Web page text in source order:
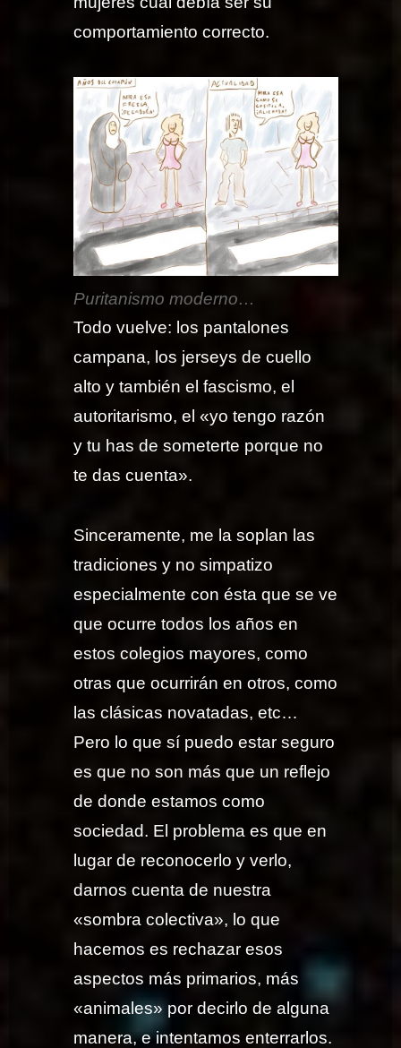
comportamiento correcto.
Puritanismo moderno…
Todo vuelve: los pantalones
campana, los jerseys de cuello
alto y también el fascismo, el
autoritarismo, el «yo tengo razón
y tu has de someterte porque no
te das cuenta».
Sinceramente, me la soplan las
tradiciones y no simpatizo
especialmente con ésta que se ve
que ocurre todos los años en
estos colegios mayores, como
otras que ocurrirán en otros, como
las clásicas novatadas, etc…
Pero lo que sí puedo estar seguro
es que no son más que un reflejo
de donde estamos como
sociedad. El problema es que en
lugar de reconocerlo y verlo,
darnos cuenta de nuestra
«sombra colectiva», lo que
hacemos es rechazar esos
aspectos más primarios, más
«animales» por decirlo de alguna
manera, e intentamos enterrarlos.